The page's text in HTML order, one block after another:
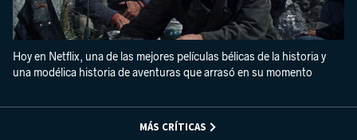
Hoy en Netflix, una de las mejores películas bélicas de la historia y
una modélica historia de aventuras que arrasó en su momento
MÁS CRÍTICAS